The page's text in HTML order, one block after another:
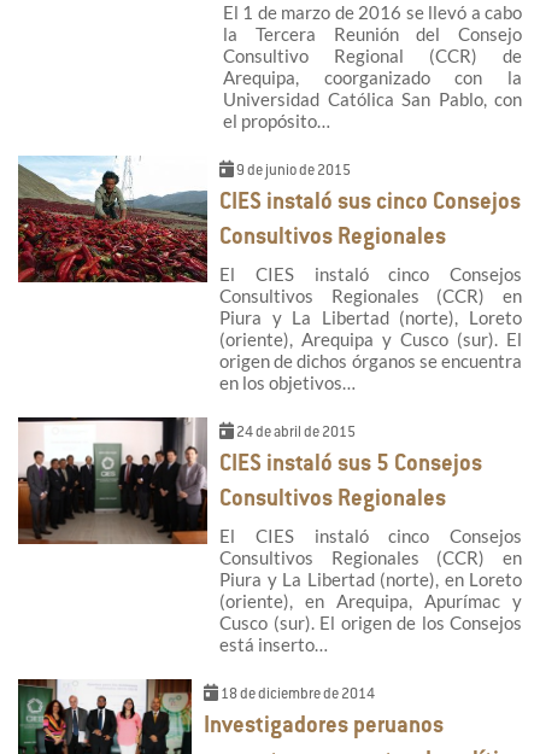
El 1 de marzo de 2016 se llevó a cabo
la Tercera Reunión del Consejo
Consultivo Regional (CCR) de
Arequipa, coorganizado con la
Universidad Católica San Pablo, con
el propósito…
9 de junio de 2015
CIES instaló sus cinco Consejos
Consultivos Regionales
El CIES instaló cinco Consejos
Consultivos Regionales (CCR) en
Piura y La Libertad (norte), Loreto
(oriente), Arequipa y Cusco (sur). El
origen de dichos órganos se encuentra
en los objetivos…
24 de abril de 2015
CIES instaló sus 5 Consejos
Consultivos Regionales
El CIES instaló cinco Consejos
Consultivos Regionales (CCR) en
Piura y La Libertad (norte), en Loreto
(oriente), en Arequipa, Apurímac y
Cusco (sur). El origen de los Consejos
está inserto…
18 de diciembre de 2014
Investigadores peruanos